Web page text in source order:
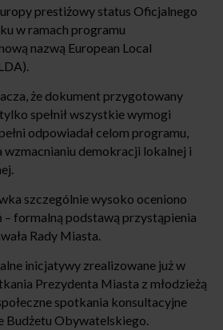
prestiżowy status Oficjalnego
w ramach programu
nazwą European Local
że dokument przygotowany
spełnił wszystkie wymogi
odpowiadał celom programu,
wzmacnianiu demokracji lokalnej i
szczególnie wysoko oceniono
– formalną podstawą przystąpienia
Rady Miasta.
inicjatywy zrealizowane już w
Prezydenta Miasta z młodzieżą
spotkania konsultacyjne
Budżetu Obywatelskiego.